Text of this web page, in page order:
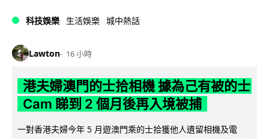
科技娛樂 生活娛樂 城中熱話
Lawton 16 小時
港夫婦澳門的士拾相機 據為己有被的士
Cam 睇到 2 個月後再入境被捕
一對香港夫婦今年 5 月遊澳門乘的士拾獲他人遺留相機及電